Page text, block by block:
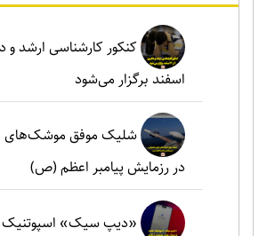
اسفند برگزار می‌شود
شلیک موفق
در رزمایش پیامبر اعظم (ص)
«دیپ سیک» اسپوتنیک